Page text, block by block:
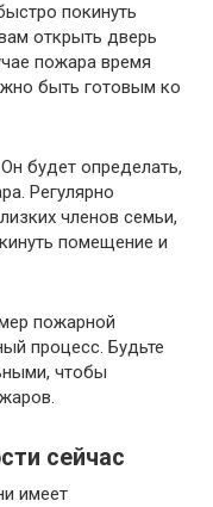
покинуть
открыть дверь
пожара время
быть готовым ко
будет определать,
Регулярно
членов семьи,
помещение и
пожарной
процесс. Будьте
чтобы
сейчас
имеет